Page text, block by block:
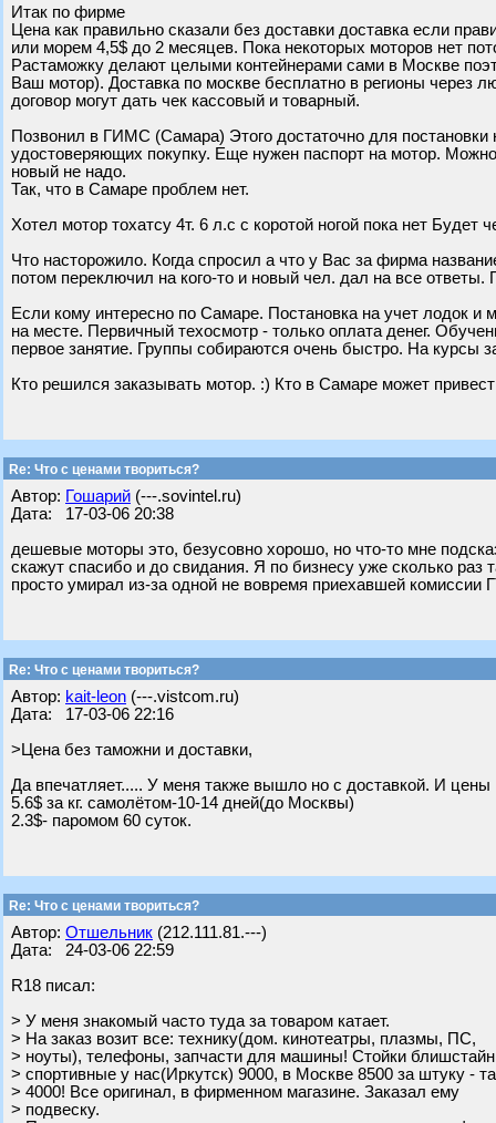
Итак по фирме
Цена как правильно сказали без доставки доставка если
или морем 4,5$ до 2 месяцев. Пока некоторых моторов нет
Растаможку делают целыми контейнерами сами в Москве
Ваш мотор). Доставка по москве бесплатно в регионы
договор могут дать чек кассовый и товарный.
Позвонил в ГИМС (Самара) Этого достаточно для
удостоверяющих покупку. Еще нужен паспорт на мотор.
новый не надо.
Так, что в Самаре проблем нет.
Хотел мотор тохатсу 4т. 6 л.с с коротой ногой пока нет Будет
Что насторожило. Когда спросил а что у Вас за фирма
потом переключил на кого-то и новый чел. дал на все ответы.
Если кому интересно по Самаре. Постановка на учет лодок
на месте. Первичный техосмотр - только оплата денег.
первое занятие. Группы собираются очень быстро. На курсы
Кто решился заказывать мотор. :) Кто в Самаре может
Re: Что с ценами твориться?
Автор: Гошарий (---.sovintel.ru)
Дата: 17-03-06 20:38
дешевые моторы это, безусовно хорошо, но что-то мне
скажут спасибо и до свидания. Я по бизнесу уже сколько раз
просто умирал из-за одной не вовремя приехавшей комиссии
Re: Что с ценами твориться?
Автор: kait-leon (---.vistcom.ru)
Дата: 17-03-06 22:16
>Цена без таможни и доставки,
Да впечатляет..... У меня также вышло но с доставкой. И цены
5.6$ за кг. самолётом-10-14 дней(до Москвы)
2.3$- паромом 60 суток.
Re: Что с ценами твориться?
Автор: Отшельник (212.111.81.---)
Дата: 24-03-06 22:59
R18 писал:
> У меня знакомый часто туда за товаром катает.
> На заказ возит все: технику(дом. кинотеатры, плазмы, ПС,
> ноуты), телефоны, запчасти для машины! Стойки блишстайн
> спортивные у нас(Иркутск) 9000, в Москве 8500 за штуку -
> 4000! Все оригинал, в фирменном магазине. Заказал ему
> подвеску.